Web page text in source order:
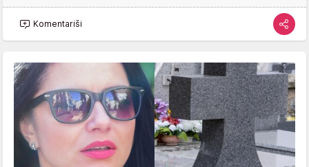
Komentariši